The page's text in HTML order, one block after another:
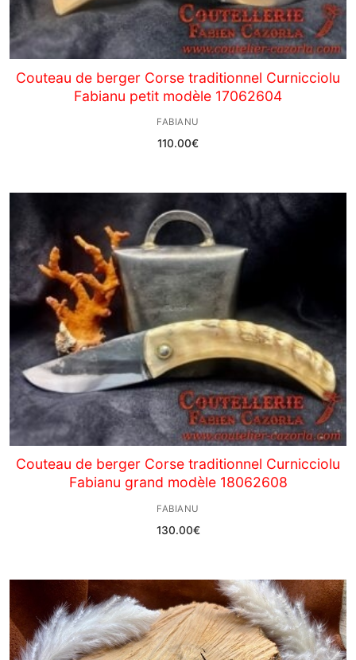
Couteau de berger Corse traditionnel Curnicciolu
Fabianu petit modèle 17062604
FABIANU
110.00€
Couteau de berger Corse traditionnel Curnicciolu
Fabianu grand modèle 18062608
FABIANU
130.00€